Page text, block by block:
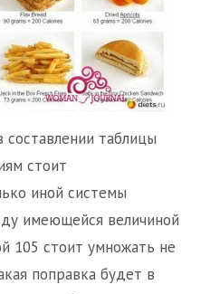
таблицы
стоит
иной системы
имеющейся величиной
105 стоит умножать не
поправка будет в